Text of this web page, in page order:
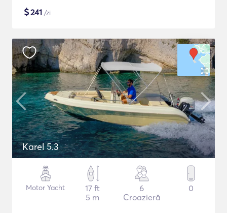
$241 /zi
Karel 5.3
Motor Yacht
17 ft
5 m
6
Croazieră
0